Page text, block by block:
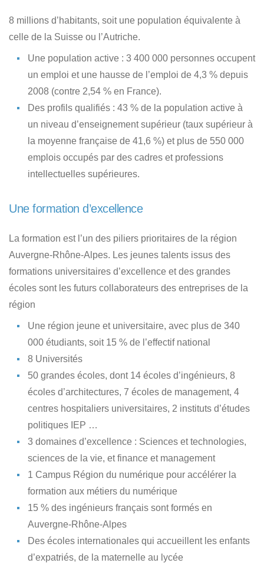
8 millions d’habitants, soit une population équivalente à
celle de la Suisse ou l’Autriche.
Une population active : 3 400 000 personnes occupent
un emploi et une hausse de l’emploi de 4,3 % depuis
2008 (contre 2,54 % en France).
Des profils qualifiés : 43 % de la population active à
un niveau d’enseignement supérieur (taux supérieur à
la moyenne française de 41,6 %) et plus de 550 000
emplois occupés par des cadres et professions
intellectuelles supérieures.
Une formation d’excellence
La formation est l’un des piliers prioritaires de la région
Auvergne-Rhône-Alpes. Les jeunes talents issus des
formations universitaires d’excellence et des grandes
écoles sont les futurs collaborateurs des entreprises de la
région
Une région jeune et universitaire, avec plus de 340
000 étudiants, soit 15 % de l’effectif national
8 Universités
50 grandes écoles, dont 14 écoles d’ingénieurs, 8
écoles d’architectures, 7 écoles de management, 4
centres hospitaliers universitaires, 2 instituts d’études
politiques IEP …
3 domaines d’excellence : Sciences et technologies,
sciences de la vie, et finance et management
1 Campus Région du numérique pour accélérer la
formation aux métiers du numérique
15 % des ingénieurs français sont formés en
Auvergne-Rhône-Alpes
Des écoles internationales qui accueillent les enfants
d’expatriés, de la maternelle au lycée